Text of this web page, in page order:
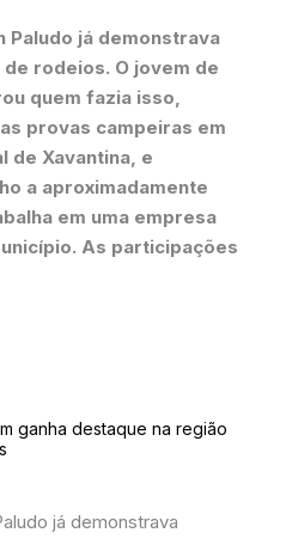
Paludo já demonstrava
rodeios. O jovem de
quem fazia isso,
provas campeiras em
de Xavantina, e
a aproximadamente
em uma empresa
As participações
já demonstrava